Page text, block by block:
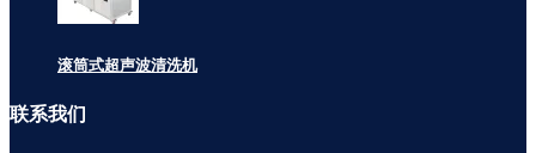
滚筒式超声波清洗机
联系我们